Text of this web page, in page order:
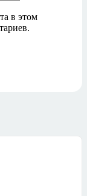
в этом